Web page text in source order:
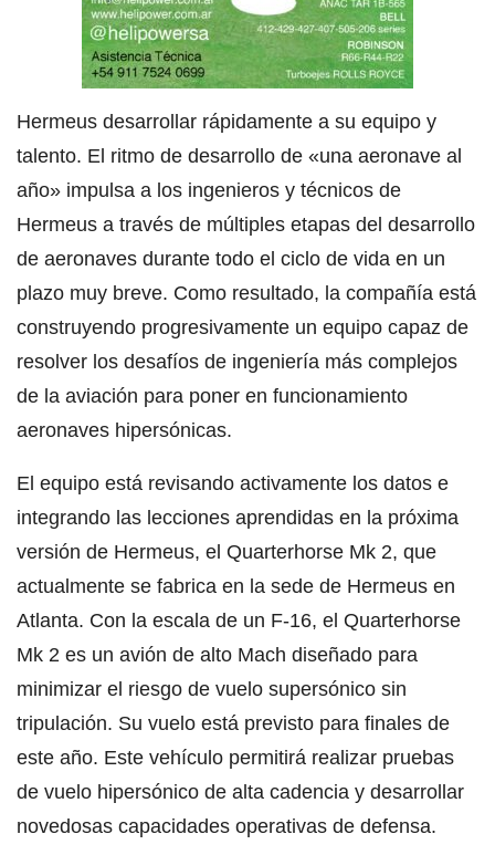
Hermeus desarrollar rápidamente a su equipo y
talento. El ritmo de desarrollo de «una aeronave al
año» impulsa a los ingenieros y técnicos de
Hermeus a través de múltiples etapas del desarrollo
de aeronaves durante todo el ciclo de vida en un
plazo muy breve. Como resultado, la compañía está
construyendo progresivamente un equipo capaz de
resolver los desafíos de ingeniería más complejos
de la aviación para poner en funcionamiento
aeronaves hipersónicas.
El equipo está revisando activamente los datos e
integrando las lecciones aprendidas en la próxima
versión de Hermeus, el Quarterhorse Mk 2, que
actualmente se fabrica en la sede de Hermeus en
Atlanta. Con la escala de un F-16, el Quarterhorse
Mk 2 es un avión de alto Mach diseñado para
minimizar el riesgo de vuelo supersónico sin
tripulación. Su vuelo está previsto para finales de
este año. Este vehículo permitirá realizar pruebas
de vuelo hipersónico de alta cadencia y desarrollar
novedosas capacidades operativas de defensa.